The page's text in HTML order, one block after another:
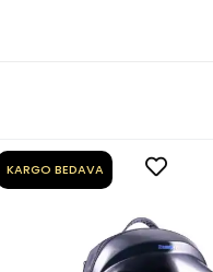
KARGO BEDAVA